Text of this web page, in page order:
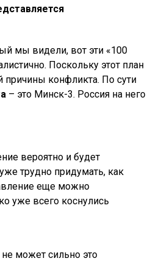
мы видели, вот эти «100
Поскольку этот план
причины конфликта. По сути
– это Минск-3. Россия на него
вероятно и будет
трудно придумать, как
еще можно
уже всего коснулись
может сильно это